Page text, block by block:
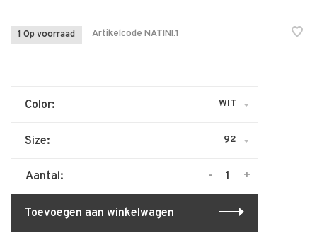
1 Op voorraad Artikelcode NATINI.1
Color: WIT
Size: 92
Aantal: +
-
Toevoegen aan winkelwagen